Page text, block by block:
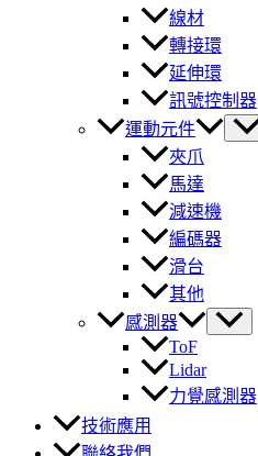
線材
轉接環
延伸環
訊號控制器
運動元件
夾爪
馬達
減速機
編碼器
滑台
其他
感測器
ToF
Lidar
力覺感測器
技術應用